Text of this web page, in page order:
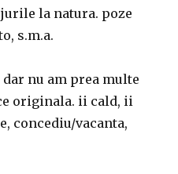
la natura. poze
s.m.a.
nu am prea multe
originala. ii cald, ii
concediu/vacanta,